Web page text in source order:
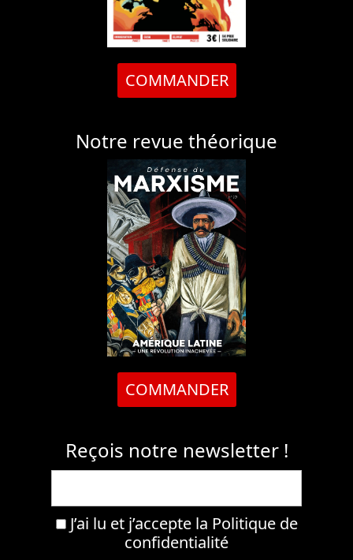
COMMANDER
Notre revue théorique
COMMANDER
Reçois notre newsletter !
J’ai lu et j’accepte la Politique de
confidentialité